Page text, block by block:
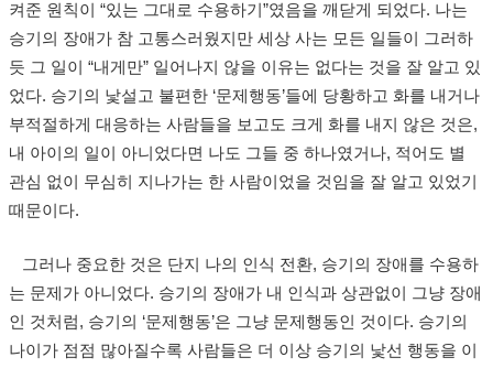
켜준 원칙이 “있는 그대로 수용하기”였음을 깨닫게 되었다. 나는
승기의 장애가 참 고통스러웠지만 세상 사는 모든 일들이 그러하
듯 그 일이 “내게만” 일어나지 않을 이유는 없다는 것을 잘 알고 있
었다. 승기의 낯설고 불편한 ‘문제행동’들에 당황하고 화를 내거나
부적절하게 대응하는 사람들을 보고도 크게 화를 내지 않은 것은,
내 아이의 일이 아니었다면 나도 그들 중 하나였거나, 적어도 별
관심 없이 무심히 지나가는 한 사람이었을 것임을 잘 알고 있었기
때문이다.
그러나 중요한 것은 단지 나의 인식 전환, 승기의 장애를 수용하
는 문제가 아니었다. 승기의 장애가 내 인식과 상관없이 그냥 장애
인 것처럼, 승기의 ‘문제행동’은 그냥 문제행동인 것이다. 승기의
나이가 점점 많아질수록 사람들은 더 이상 승기의 낯선 행동을 이